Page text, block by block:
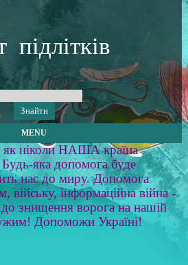
підлітків
MENU
як ніколи НАША країна
яка допомога буде
нас до миру. Допомога
війську, інформаційна війна -
знищення ворога на нашій
Допоможи Україні!